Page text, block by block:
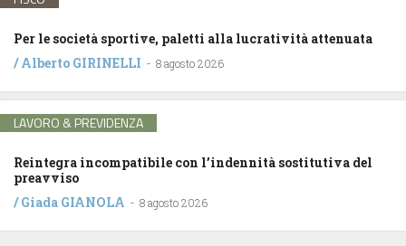
Per le società sportive, paletti alla lucratività attenuata
/Alberto GIRINELLI - 8 agosto 2026
LAVORO & PREVIDENZA
Reintegra incompatibile con l’indennità sostitutiva del
preavviso
/Giada GIANOLA - 8 agosto 2026